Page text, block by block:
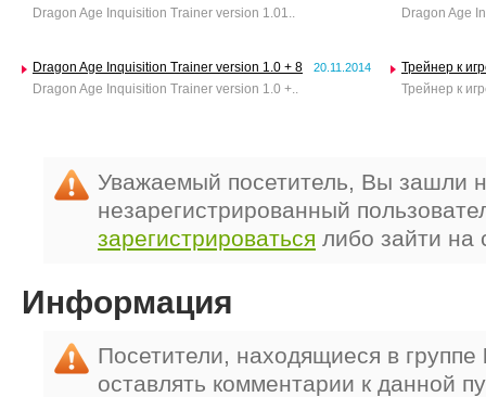
Dragon Age Inquisition Trainer version 1.01..
Dragon Age
Dragon Age Inquisition Trainer version 1.0 + 8 20.11.2014
Dragon Age Inquisition Trainer version 1.0 +..
Трейнер к
Трейнер к
Уважаемый посетитель, Вы зашли
незарегистрированный
зарегистрироваться либо зайти на
Информация
Посетители, находящиеся в группе
оставлять комментарии к данной